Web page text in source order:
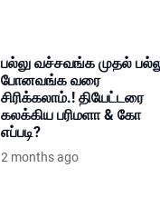
பல்லு வச்சவங்க முதல்
போனவங்க வரை
சிரிக்கலாம்.! தியேட்டரை
கலக்கிய பரிமளா & கோ
எப்படி?
2 months ago